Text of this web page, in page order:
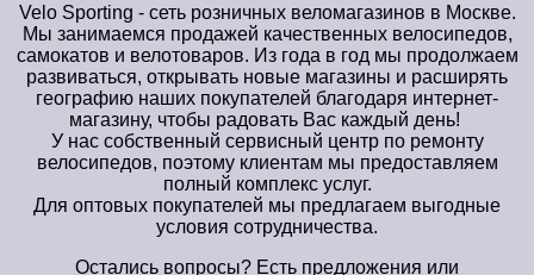
Velo Sporting - сеть розничных веломагазинов в Москве.
Мы занимаемся продажей качественных велосипедов,
самокатов и велотоваров. Из года в год мы продолжаем
развиваться, открывать новые магазины и расширять
географию наших покупателей благодаря интернет-
магазину, чтобы радовать Вас каждый день!
У нас собственный сервисный центр по ремонту
велосипедов, поэтому клиентам мы предоставляем
полный комплекс услуг.
Для оптовых покупателей мы предлагаем выгодные
условия сотрудничества.
Остались вопросы? Есть предложения или